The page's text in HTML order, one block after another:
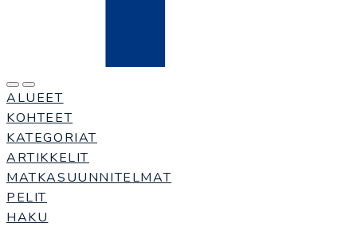
ALUEET
KOHTEET
KATEGORIAT
ARTIKKELIT
MATKASUUNNITELMAT
PELIT
HAKU